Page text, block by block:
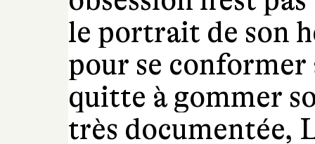
le portrait de son
pour se conformer
quitte à gommer
très documentée,